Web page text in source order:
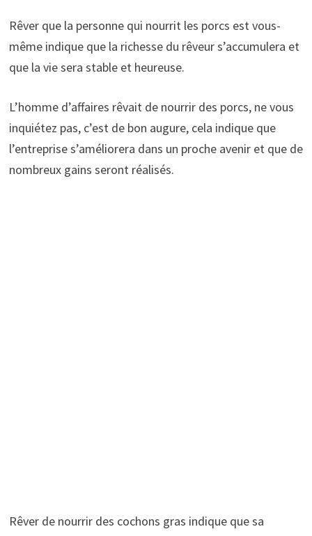
Rêver que la personne qui nourrit les porcs est vous-
même indique que la richesse du rêveur s’accumulera et
que la vie sera stable et heureuse.
L’homme d’affaires rêvait de nourrir des porcs, ne vous
inquiétez pas, c’est de bon augure, cela indique que
l’entreprise s’améliorera dans un proche avenir et que de
nombreux gains seront réalisés.
Rêver de nourrir des cochons gras indique que sa